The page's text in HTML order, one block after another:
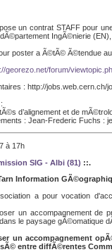
un contrat STAFF pour
IngÃ©nierie
poster a Ã©tÃ© Ã©tendue
georezo.net/forum/
: http://jobs.web.cern.ch/
d’alignement et de
: Jean-Frederic Fuchs :
à 17h
SIG - Albi (81) ::.
Information
a pour vocation
un accompagnement de
le paysage gÃ©omatique
un accompagnement
entre diffÃ©rentes